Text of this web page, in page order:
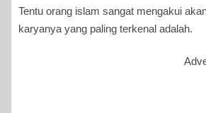
Tentu orang islam sangat mengakui
karyanya yang paling terkenal adalah.